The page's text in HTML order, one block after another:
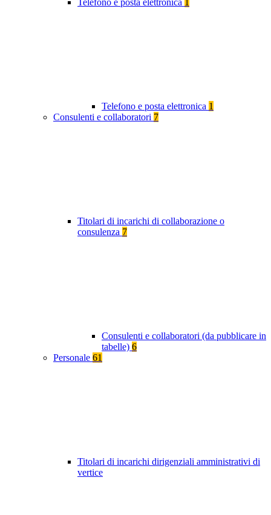
Telefono e posta elettronica 1
Telefono e posta elettronica 1
Consulenti e collaboratori 7
Titolari di incarichi di collaborazione o
consulenza 7
Consulenti e collaboratori (da pubblicare in
tabelle) 6
Personale 61
Titolari di incarichi dirigenziali amministrativi di
vertice